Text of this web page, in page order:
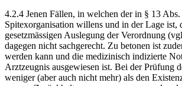
4.2.4 Jenen Fällen, in welchen der in § 13
Spitexorganisation willens und in der Lage ist,
gesetzmässigen Auslegung der Verordnung
dagegen nicht sachgerecht. Zu betonen ist
werden kann und die medizinisch indizierte
Arztzeugnis ausgewiesen ist. Bei der Prüfung
weniger (aber auch nicht mehr) als den